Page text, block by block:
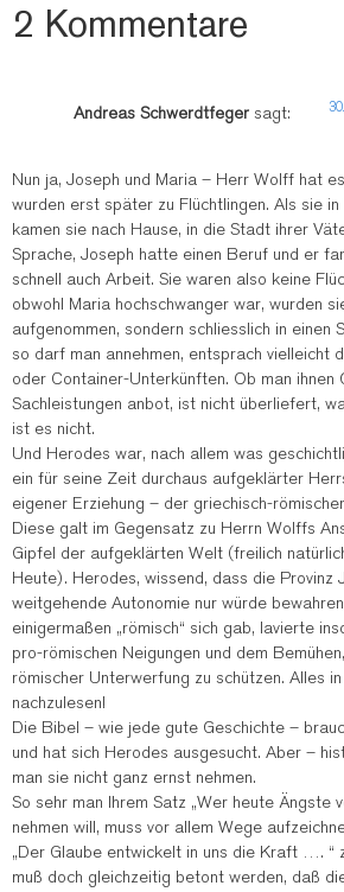
2 Kommentare
Andreas Schwerdtfeger sagt:
Nun ja, Joseph und Maria – Herr Wolff hat
wurden erst später zu Flüchtlingen. Als sie
kamen sie nach Hause, in die Stadt ihrer
Sprache, Joseph hatte einen Beruf und er
schnell auch Arbeit. Sie waren also keine
obwohl Maria hochschwanger war, wurden
aufgenommen, sondern schliesslich in einen
so darf man annehmen, entsprach vielleicht
oder Container-Unterkünften. Ob man ihnen
Sachleistungen anbot, ist nicht überliefert,
ist es nicht.
Und Herodes war, nach allem was
ein für seine Zeit durchaus aufgeklärter
eigener Erziehung – der griechisch-
Diese galt im Gegensatz zu Herrn Wolffs
Gipfel der aufgeklärten Welt (freilich
Heute). Herodes, wissend, dass die Provinz
weitgehende Autonomie nur würde
einigermaßen „römisch“ sich gab, lavierte
pro-römischen Neigungen und dem
römischer Unterwerfung zu schützen. Alles
nachzulesen!
Die Bibel – wie jede gute Geschichte –
und hat sich Herodes ausgesucht. Aber –
man sie nicht ganz ernst nehmen.
So sehr man Ihrem Satz „Wer heute Ängste
nehmen will, muss vor allem Wege
„Der Glaube entwickelt in uns die Kraft …. “
muß doch gleichzeitig betont werden, daß